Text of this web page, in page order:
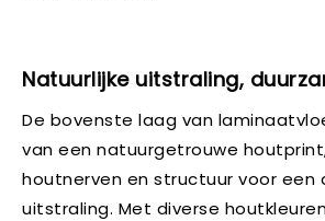
Natuurlijke uitstraling,
De bovenste laag van
van een natuurgetrouwe
houtnerven en structuur voor een
uitstraling. Met diverse